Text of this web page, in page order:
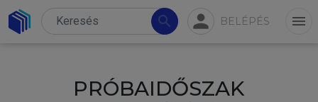
search person BELÉPÉS menu
PRÓBAIDŐSZAK